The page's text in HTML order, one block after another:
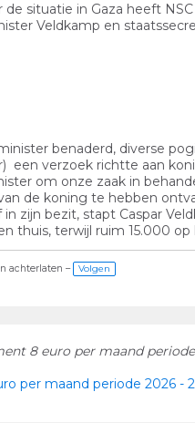
de situatie in Gaza heeft
Veldkamp en
benaderd, diverse
een verzoek richtte aan
om onze zaak in
de koning te hebben
zijn bezit, stapt Caspar
thuis, terwijl ruim 15.000
achterlaten – Volgen
8 euro per maand
per maand periode 2026 -